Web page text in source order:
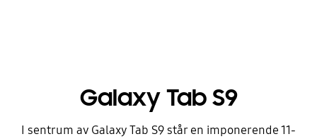
Galaxy Tab S9
I sentrum av Galaxy Tab S9 står en imponerende 11-